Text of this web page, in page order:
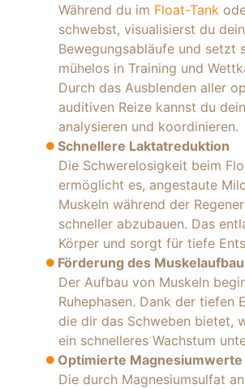
Während du im Float-Tank
schwebst, visualisierst du
Bewegungsabläufe und setzt
mühelos in Training und
Durch das Ausblenden aller
auditiven Reize kannst du
analysieren und koordinieren.
Schnellere Laktatreduktion
Die Schwerelosigkeit beim
ermöglicht es, angestaute
Muskeln während der
schneller abzubauen. Das
Körper und sorgt für tiefe
Förderung des
Der Aufbau von Muskeln
Ruhephasen. Dank der tiefen
die dir das Schweben bietet,
ein schnelleres Wachstum
Optimierte Magnesiumwerte
Die durch Magnesiumsulfat